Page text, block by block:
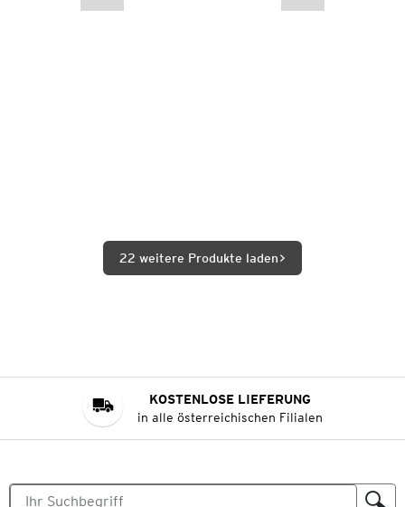
22 weitere Produkte laden
KOSTENLOSE LIEFERUNG
in alle österreichischen Filialen